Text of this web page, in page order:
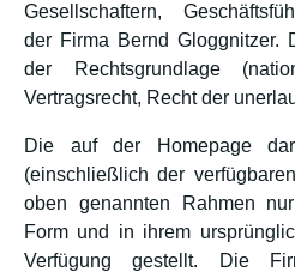
Gesellschaftern,
der Firma Bernd Gloggnitzer.
der Rechtsgrundlage
Vertragsrecht, Recht der
Die auf der Homepage
(einschließlich der
oben genannten Rahmen
Form und in ihrem
Verfügung gestellt. Die